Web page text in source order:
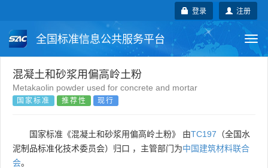
注册
登录
全国标准信息公共服务平台
国家标准 行业标准
团体标准
国外标准 技术委员会
混凝土和砂浆用偏高岭土粉
Metakaolin powder used for concrete and mortar
国家标准 推荐性 现行
国家标准《混凝土和砂浆用偏高岭土粉》 由TC197 （全国水
泥制品标准化技术委员会）归口 ，主管部门为中国建筑材料联合
会。